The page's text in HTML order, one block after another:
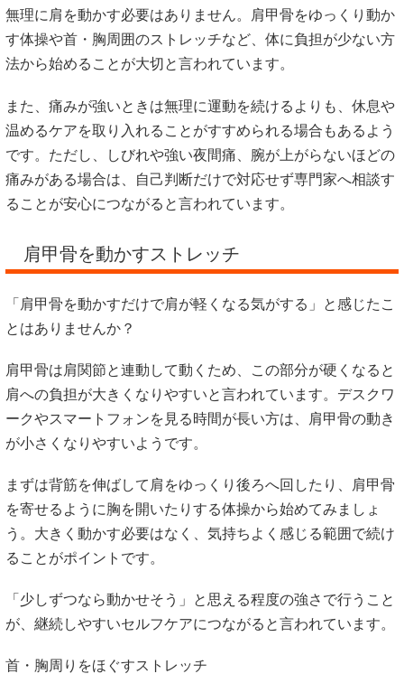
無理に肩を動かす必要はありません。肩甲骨をゆっくり動か
す体操や首・胸周囲のストレッチなど、体に負担が少ない方
法から始めることが大切と言われています。
また、痛みが強いときは無理に運動を続けるよりも、休息や
温めるケアを取り入れることがすすめられる場合もあるよう
です。ただし、しびれや強い夜間痛、腕が上がらないほどの
痛みがある場合は、自己判断だけで対応せず専門家へ相談す
ることが安心につながると言われています。
肩甲骨を動かすストレッチ
「肩甲骨を動かすだけで肩が軽くなる気がする」と感じたこ
とはありませんか？
肩甲骨は肩関節と連動して動くため、この部分が硬くなると
肩への負担が大きくなりやすいと言われています。デスクワ
ークやスマートフォンを見る時間が長い方は、肩甲骨の動き
が小さくなりやすいようです。
まずは背筋を伸ばして肩をゆっくり後ろへ回したり、肩甲骨
を寄せるように胸を開いたりする体操から始めてみましょ
う。大きく動かす必要はなく、気持ちよく感じる範囲で続け
ることがポイントです。
「少しずつなら動かせそう」と思える程度の強さで行うこと
が、継続しやすいセルフケアにつながると言われています。
首・胸周りをほぐすストレッチ